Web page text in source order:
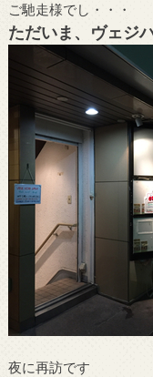
ご馳走様でし・・・
ただいま、ヴェジ
夜に再訪です